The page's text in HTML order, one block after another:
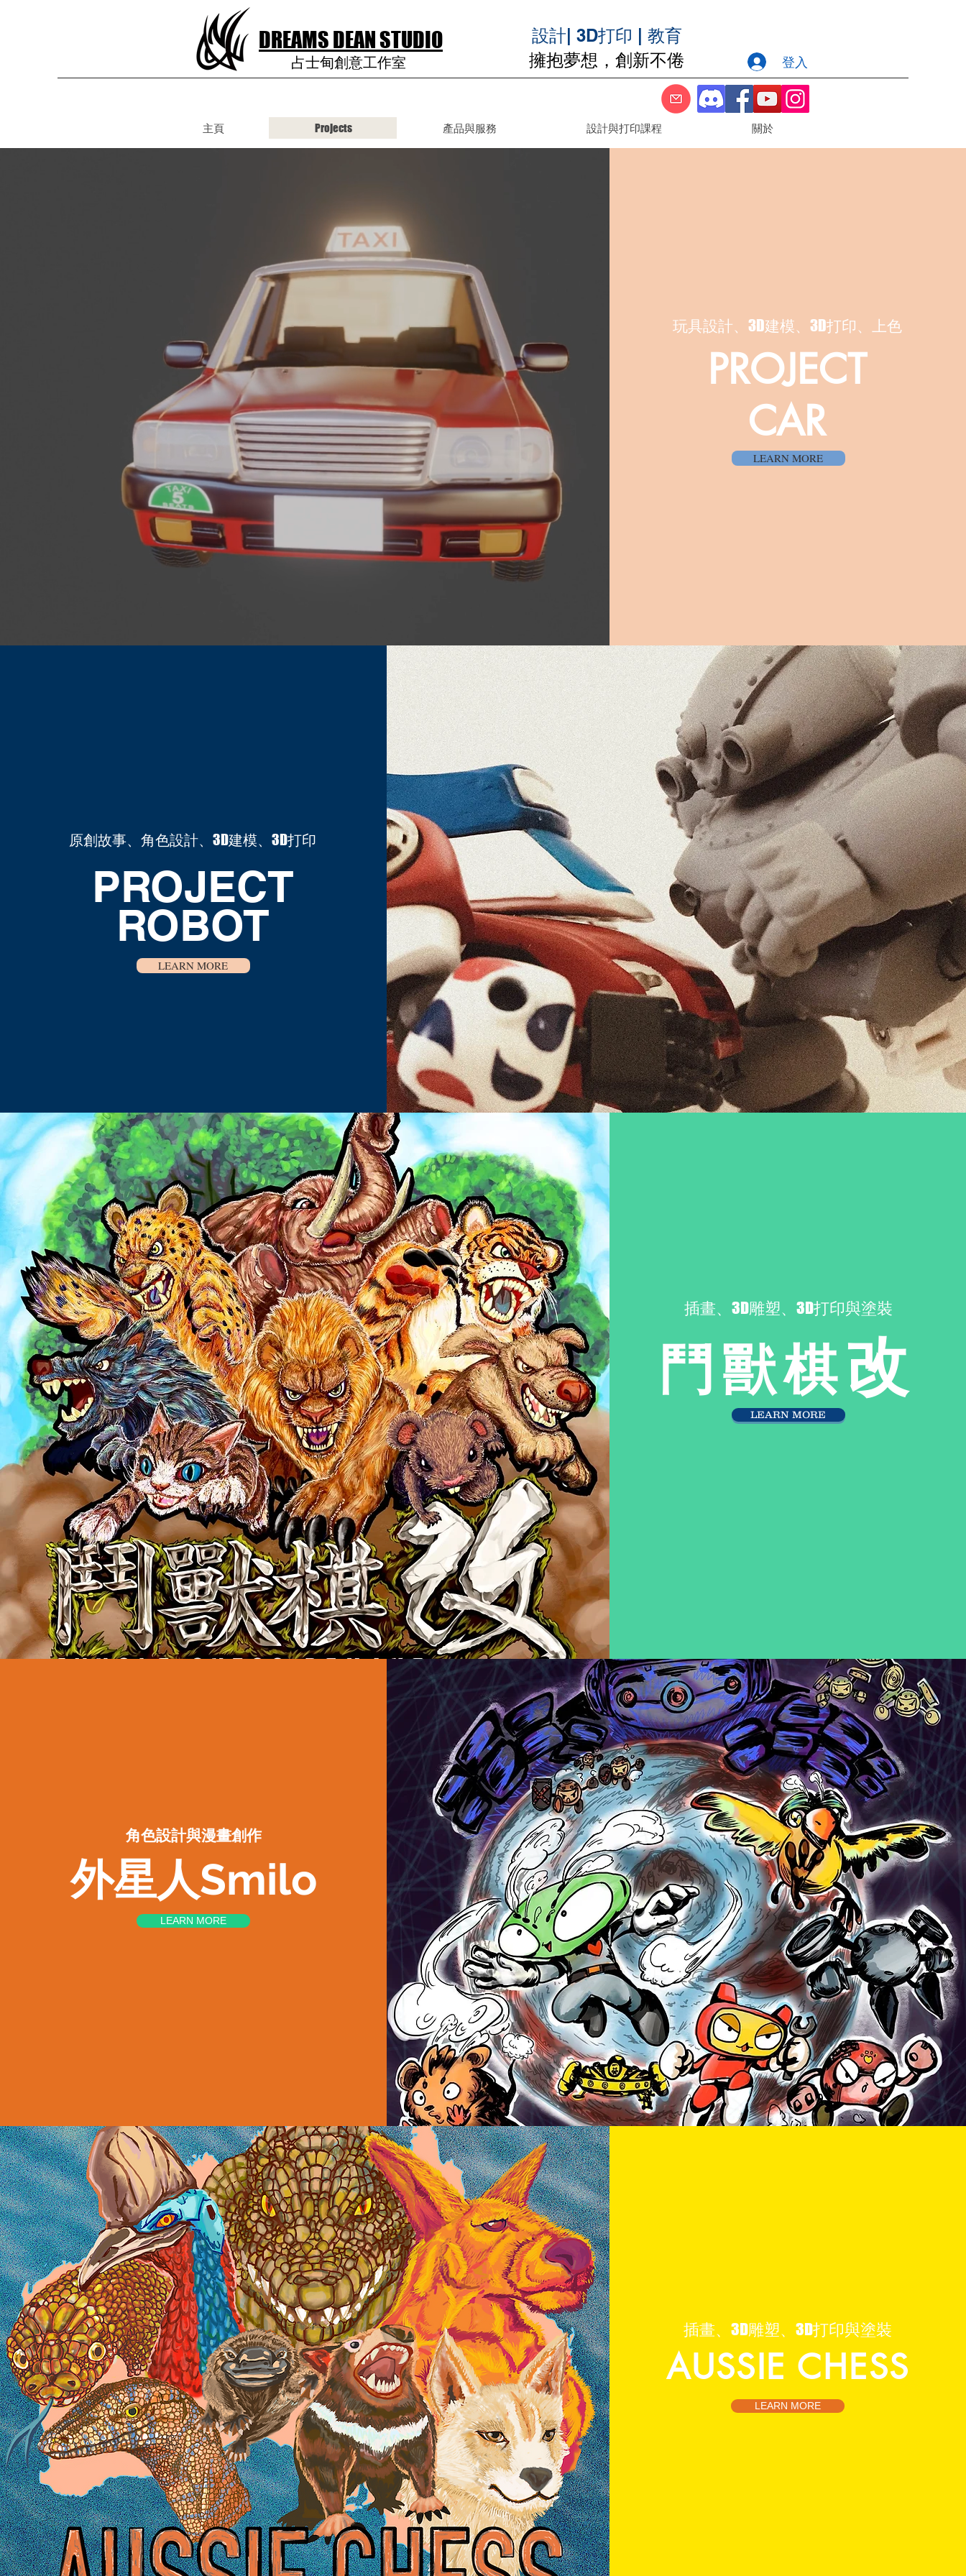
DREAMS DEAN STUDIO ​設計| 3D打印 | 教育
占士甸創意工作室 擁抱夢想，創新不倦 登入
主頁 Projects 產品與服務 設計與打印課程 關於
​玩具設計、3D建模、3D打印、上色
PROJECT
CAR
LEARN MORE
原創故事、角色設計、3D建模、3D打印
​PROJECT
ROBOT
LEARN MORE
​插畫、3D雕塑、3D打印與塗裝
鬥獸棋改
LEARN MORE
⻆色設計與漫畫創作
​外星人Smilo
LEARN MORE
​插畫、3D雕塑、3D打印與塗裝
AUSSIE CHESS
LEARN MORE